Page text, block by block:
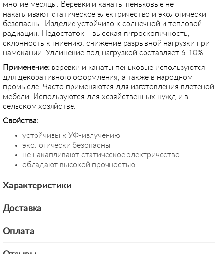
многие месяцы. Веревки и канаты пеньковые не
накапливают статическое электричество и экологически
безопасны. Изделие устойчиво к солнечной и тепловой
радиации. Недостаток – высокая гигроскопичность,
склонность к гниению, снижение разрывной нагрузки при
намокании. Удлинение под нагрузкой составляет 6-10%.
Применение: веревки и канаты пеньковые используются
для декоративного оформления, а также в народном
промысле. Часто применяются для изготовления плетеной
мебели. Используются для хозяйственных нужд и в
сельском хозяйстве.
Свойства:
устойчивы к УФ-излучению
экологически безопасны
не накапливают статическое электричество
обладают высокой прочностью
Характеристики
Доставка
Оплата